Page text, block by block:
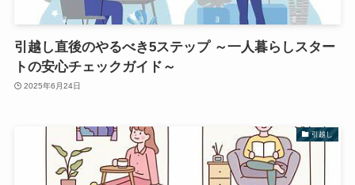
引越し直後のやるべき5ステップ ～一人暮らしスター
トの安心チェックガイド～
2025年6月24日
引越し